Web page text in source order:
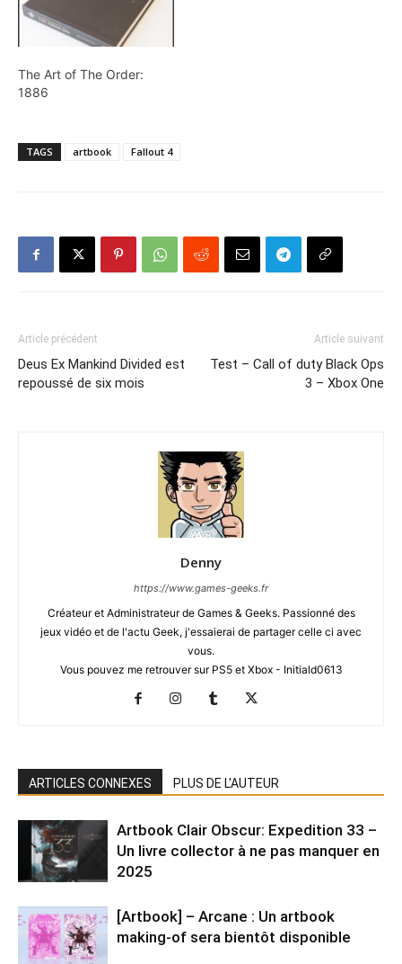
The Art of The Order:
1886
TAGS artbook Fallout 4
Article précédent
Deus Ex Mankind Divided est
repoussé de six mois
Article suivant
Test – Call of duty Black Ops
3 – Xbox One
Denny
https://www.games-geeks.fr
Créateur et Administrateur de Games & Geeks. Passionné des
jeux vidéo et de l'actu Geek, j'essaierai de partager celle ci avec
vous.
Vous pouvez me retrouver sur PS5 et Xbox - Initiald0613
ARTICLES CONNEXES PLUS DE L'AUTEUR
Artbook Clair Obscur: Expedition 33 –
Un livre collector à ne pas manquer en
2025
[Artbook] – Arcane : Un artbook
making-of sera bientôt disponible